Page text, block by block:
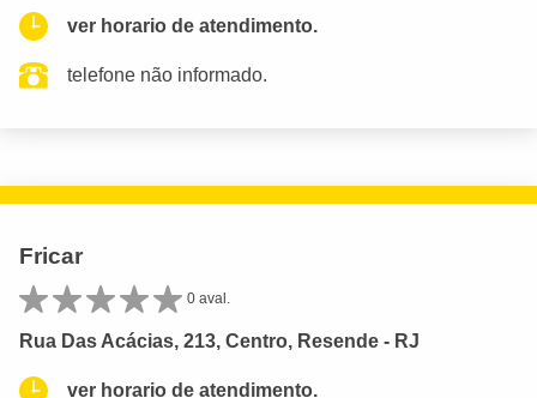
ver horario de atendimento.
telefone não informado.
Fricar
0 aval.
Rua Das Acácias, 213, Centro, Resende - RJ
ver horario de atendimento.